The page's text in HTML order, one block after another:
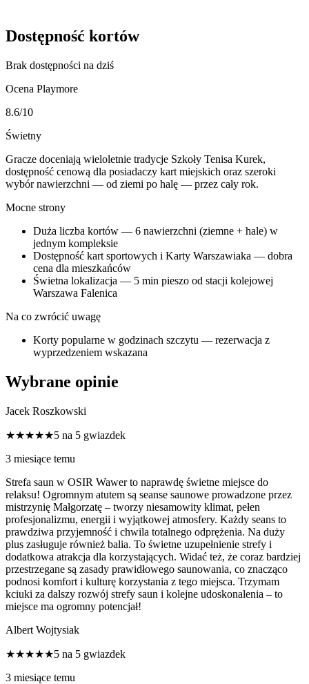
Dostępność kortów
Brak dostępności na dziś
Ocena Playmore
8.6/10
Świetny
Gracze doceniają wieloletnie tradycje Szkoły Tenisa Kurek,
dostępność cenową dla posiadaczy kart miejskich oraz szeroki
wybór nawierzchni — od ziemi po halę — przez cały rok.
Mocne strony
Duża liczba kortów — 6 nawierzchni (ziemne + hale) w
jednym kompleksie
Dostępność kart sportowych i Karty Warszawiaka — dobra
cena dla mieszkańców
Świetna lokalizacja — 5 min pieszo od stacji kolejowej
Warszawa Falenica
Na co zwrócić uwagę
Korty popularne w godzinach szczytu — rezerwacja z
wyprzedzeniem wskazana
Wybrane opinie
Jacek Roszkowski
★★★★★5 na 5 gwiazdek
3 miesiące temu
Strefa saun w OSIR Wawer to naprawdę świetne miejsce do
relaksu! Ogromnym atutem są seanse saunowe prowadzone przez
mistrzynię Małgorzatę – tworzy niesamowity klimat, pełen
profesjonalizmu, energii i wyjątkowej atmosfery. Każdy seans to
prawdziwa przyjemność i chwila totalnego odprężenia. Na duży
plus zasługuje również balia. To świetne uzupełnienie strefy i
dodatkowa atrakcja dla korzystających. Widać też, że coraz bardziej
przestrzegane są zasady prawidłowego saunowania, co znacząco
podnosi komfort i kulturę korzystania z tego miejsca. Trzymam
kciuki za dalszy rozwój strefy saun i kolejne udoskonalenia – to
miejsce ma ogromny potencjał!
Albert Wojtysiak
★★★★★5 na 5 gwiazdek
3 miesiące temu